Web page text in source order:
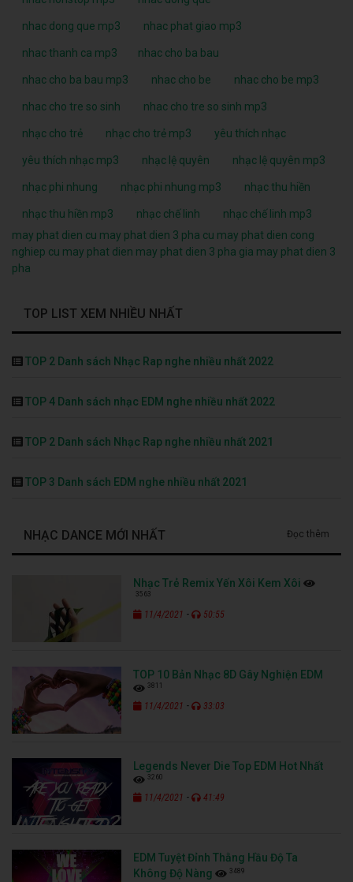
nhac dong que mp3 nhac phat giao mp3
nhac thanh ca mp3 nhac cho ba bau
nhac cho ba bau mp3 nhac cho be nhac cho be mp3
nhac cho tre so sinh nhac cho tre so sinh mp3
nhạc cho trẻ nhạc cho trẻ mp3 yêu thích nhạc
yêu thích nhạc mp3 nhạc lệ quyên nhạc lệ quyên mp3
nhạc phi nhung nhạc phi nhung mp3 nhạc thu hiền
nhạc thu hiền mp3 nhạc chế linh
nhạc chế linh mp3
may phat dien cu may phat dien 3 pha cu may phat dien cong
nghiep cu may phat dien may phat dien 3 pha gia may phat dien 3
pha
TOP LIST XEM NHIỀU NHẤT
TOP 2 Danh sách Nhạc Rap nghe nhiều nhất 2022
TOP 4 Danh sách nhạc EDM nghe nhiều nhất 2022
TOP 2 Danh sách Nhạc Rap nghe nhiều nhất 2021
TOP 3 Danh sách EDM nghe nhiều nhất 2021
NHẠC DANCE MỚI NHẤT Đọc thêm
Nhạc Trẻ Remix Yến Xôi Kem Xôi
3563
11/4/2021 - 50:55
TOP 10 Bản Nhạc 8D Gây Nghiện EDM
3811
11/4/2021 - 33:03
Legends Never Die Top EDM Hot Nhất
3260
11/4/2021 - 41:49
EDM Tuyệt Đỉnh Thằng Hầu Độ Ta
Không Độ Nàng
3489